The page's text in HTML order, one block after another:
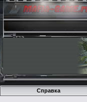
Справка